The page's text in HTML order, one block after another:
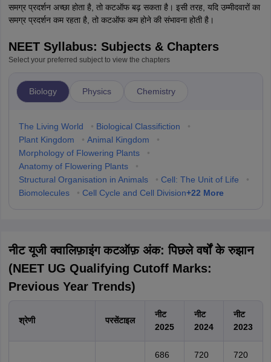
समग्र प्रदर्शन अच्छा होता है, तो कटऑफ बढ़ सकता है। इसी तरह, यदि उम्मीदवारों का
समग्र प्रदर्शन कम रहता है, तो कटऑफ कम होने की संभावना होती है।
NEET Syllabus: Subjects & Chapters
Select your preferred subject to view the chapters
Biology Physics Chemistry
The Living World • Biological Classifiction
•
Plant Kingdom
• Animal Kingdom
•
Morphology of Flowering Plants
•
Anatomy of Flowering Plants
•
Structural Organisation in Animals
• Cell: The Unit of Life
•
Biomolecules
• Cell Cycle and Cell Division+22 More
नीट यूजी क्वालिफ़ाइंग कटऑफ़ अंक: पिछले वर्षों के रुझान
(NEET UG Qualifying Cutoff Marks:
Previous Year Trends)
श्रेणी परसेंटाइल
नीट
2025
नीट
2024
नीट
2023
686
720
720